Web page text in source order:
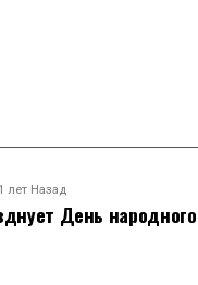
лет Назад
День народного